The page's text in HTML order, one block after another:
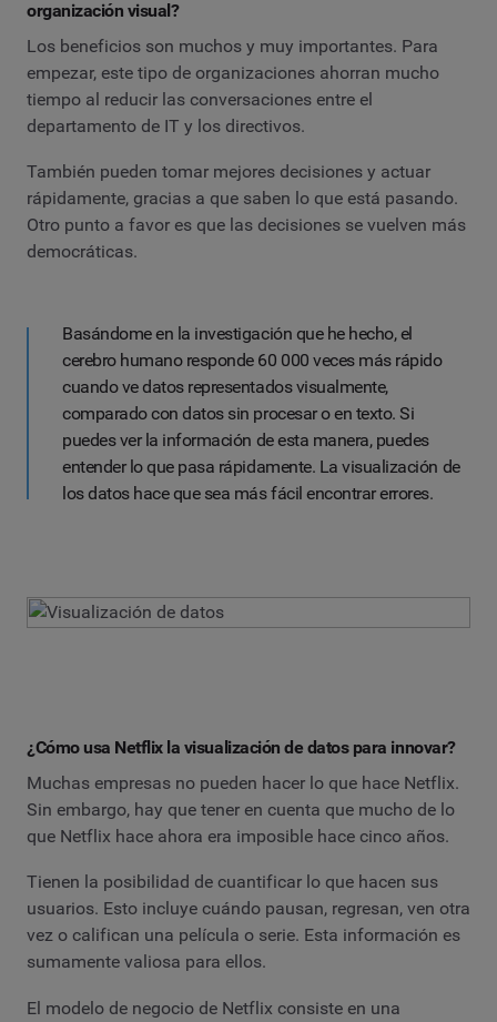
organización visual?
Los beneficios son muchos y muy importantes. Para
empezar, este tipo de organizaciones ahorran mucho
tiempo al reducir las conversaciones entre el
departamento de IT y los directivos.
También pueden tomar mejores decisiones y actuar
rápidamente, gracias a que saben lo que está pasando.
Otro punto a favor es que las decisiones se vuelven más
democráticas.
Basándome en la investigación que he hecho, el
cerebro humano responde 60 000 veces más rápido
cuando ve datos representados visualmente,
comparado con datos sin procesar o en texto. Si
puedes ver la información de esta manera, puedes
entender lo que pasa rápidamente. La visualización de
los datos hace que sea más fácil encontrar errores.
¿Cómo usa Netflix la visualización de datos para innovar?
Muchas empresas no pueden hacer lo que hace Netflix.
Sin embargo, hay que tener en cuenta que mucho de lo
que Netflix hace ahora era imposible hace cinco años.
Tienen la posibilidad de cuantificar lo que hacen sus
usuarios. Esto incluye cuándo pausan, regresan, ven otra
vez o califican una película o serie. Esta información es
sumamente valiosa para ellos.
El modelo de negocio de Netflix consiste en una